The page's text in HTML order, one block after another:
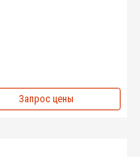
Запрос цены